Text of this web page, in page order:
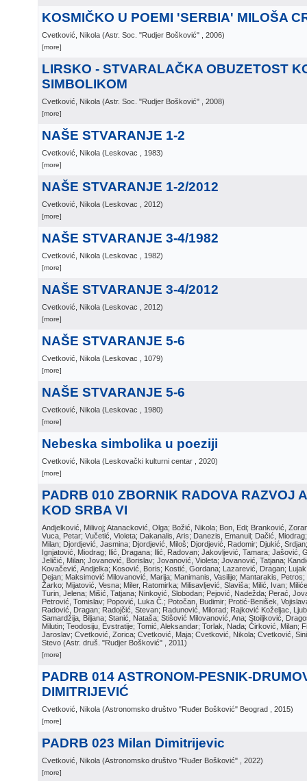
KOSMIČKO U POEMI 'SERBIA' MILOŠA
Cvetković, Nikola (Astr. Soc. "Rudjer Bošković" , 2006)
[more]
LIRSKO - STVARALAČKA OBUZETOST
SIMBOLIKOM
Cvetković, Nikola (Astr. Soc. "Rudjer Bošković" , 2008)
[more]
NAŠE STVARANJE 1-2
Cvetković, Nikola (Leskovac , 1983)
[more]
NAŠE STVARANJE 1-2/2012
Cvetković, Nikola (Leskovac , 2012)
[more]
NAŠE STVARANJE 3-4/1982
Cvetković, Nikola (Leskovac , 1982)
[more]
NAŠE STVARANJE 3-4/2012
Cvetković, Nikola (Leskovac , 2012)
[more]
NAŠE STVARANJE 5-6
Cvetković, Nikola (Leskovac , 1079)
[more]
NAŠE STVARANJE 5-6
Cvetković, Nikola (Leskovac , 1980)
[more]
Nebeska simbolika u poeziji
Cvetković, Nikola (Leskovački kulturni centar , 2020)
[more]
PADRB 010 ZBORNIK RADOVA RAZVOJ
KOD SRBA VI
Andjelković, Milivoj; Atanacković, Olga; Božić, Nikola; Bon, Edi; Branković,
Vuca, Petar; Vučetić, Violeta; Dakanalis, Aris; Danezis, Emanuil; Dačić,
Milan; Djordjević, Jasmina; Djordjević, Miloš; Djordjević, Radomir; Djukić,
Ignjatović, Miodrag; Ilić, Dragana; Ilić, Radovan; Jakovljević, Tamara; Jašović,
Jeličić, Milan; Jovanović, Borislav; Jovanović, Violeta; Jovanović, Tatjana;
Kovačević, Andjelka; Kosović, Boris; Kostić, Gordana; Lazarević, Dragan;
Dejan; Maksimović Milovanović, Marija; Manimanis, Vasilije; Mantarakis,
Žarko; Mijatović, Vesna; Miler, Ratomirka; Milisavljević, Slaviša; Milić, Ivan;
Turin, Jelena; Mišić, Tatjana; Ninković, Slobodan; Pejović, Nadežda; Perać,
Petrović, Tomislav; Popović, Luka Č.; Potočan, Budimir; Protić-Benišek,
Radović, Dragan; Radojčić, Stevan; Radunović, Milorad; Rajković Koželjac,
Samardžija, Biljana; Stanić, Nataša; Stišović Milovanović, Ana; Stoiljković,
Milutin; Teodosiju, Evstratije; Tomić, Aleksandar; Torlak, Nada; Ćirković, Milan;
Jaroslav; Cvetković, Zorica; Cvetković, Maja; Cvetković, Nikola; Cvetković,
Stevo (Astr. druš. "Rudjer Bošković" , 2011)
[more]
PADRB 014 ASTRONOM-PESNIK-
DIMITRIJEVIĆ
Cvetković, Nikola (Astronomsko društvo "Ruđer Bošković" Beograd , 2015)
[more]
PADRB 023 Milan Dimitrijevic
Cvetković, Nikola (Astronomsko društvo "Ruđer Bošković" , 2022)
[more]